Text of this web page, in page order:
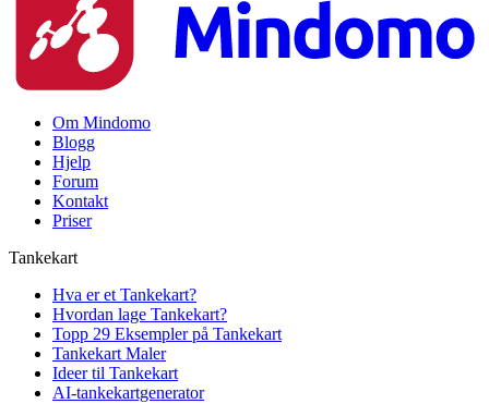
Om Mindomo
Blogg
Hjelp
Forum
Kontakt
Priser
Tankekart
Hva er et Tankekart?
Hvordan lage Tankekart?
Topp 29 Eksempler på Tankekart
Tankekart Maler
Ideer til Tankekart
AI-tankekartgenerator